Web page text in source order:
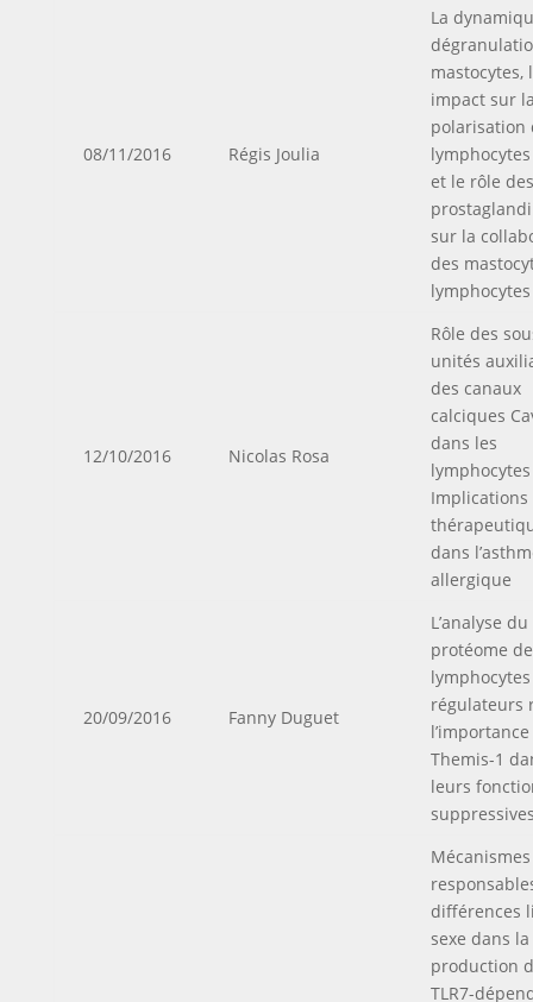
08/11/2016 Régis Joulia
La
mastocytes,
impact sur
polarisation
lymphocytes
et le rôle des
sur la
des
lymphocytes
12/10/2016 Nicolas Rosa
Rôle des
unités
des canaux
calciques
dans les
Implications
dans
allergique
20/09/2016 Fanny Duguet
L’analyse du
protéome
lymphocytes
régulateurs
Themis-1
leurs
Mécanismes
différences
sexe dans la
production
TLR7-